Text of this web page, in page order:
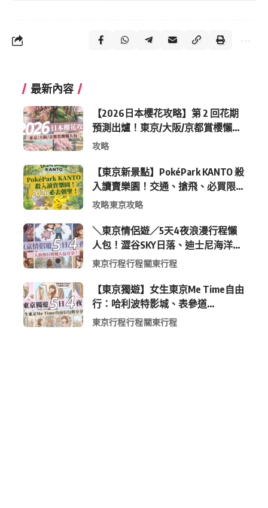
最新內容
【2026日本櫻花攻略】第 2 回花期
預測出爐！東京/大阪/京都賞櫻懶人
包 (附最新時間表)
攻略
【東京新景點】PokéPark KANTO 殺
入讀賣樂園！交通、搶飛、必買限
定周邊全攻略
攻略東京攻略
＼東京情侶遊／5天4夜浪漫行程懶
人包！澀谷SKY日落、迪士尼海洋、
中目黑高質感咖啡廳全收錄
東京行程行程關東行程
【東京獨遊】女生東京Me Time自由
行：哈利波特影城、表參道
Shopping 與下北澤尋寶5日4夜慢活
東京行程行程關東行程